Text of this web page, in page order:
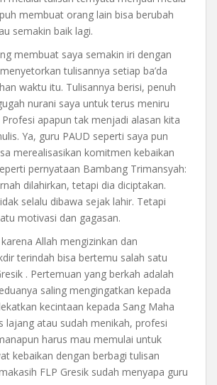
membuat orang lain bisa berubah
semakin baik lagi.
membuat saya semakin iri dengan
tulisannya setiap ba’da
waktu itu. Tulisannya berisi, penuh
nurani saya untuk terus meniru
Profesi apapun tak menjadi alasan kita
Ya, guru PAUD seperti saya pun
merealisasikan komitmen kebaikan
pernyataan Bambang Trimansyah:
dilahirkan, tetapi dia diciptakan.
selalu dibawa sejak lahir. Tetapi
motivasi dan gagasan.
Allah mengizinkan dan
terindah bisa bertemu salah satu
. Pertemuan yang berkah adalah
saling mengingatkan kepada
kecintaan kepada Sang Maha
lajang atau sudah menikah, profesi
harus mau memulai untuk
kebaikan dengan berbagi tulisan
FLP Gresik sudah menyapa guru